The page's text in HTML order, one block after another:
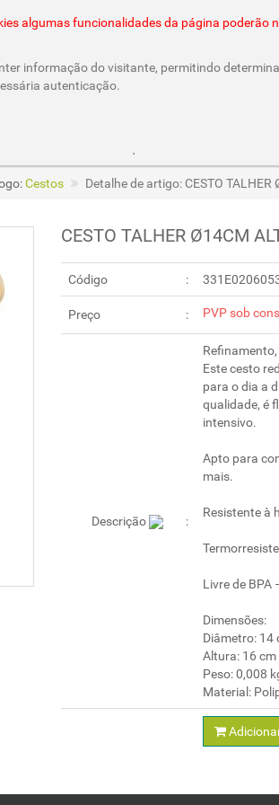
algumas funcionalidades da página poderão
informação do visitante, permitindo
autenticação.
Cestos Detalhe de artigo: CESTO TALHER
CESTO TALHER Ø14CM
Código
Preço PVP sob
Descrição
Este cesto
para o dia a
qualidade, é
intensivo.
Apto para
mais.
Resistente à
Livre de BPA
Dimensões:
Diâmetro: 14
Altura: 16 cm
Peso: 0,008
Material: